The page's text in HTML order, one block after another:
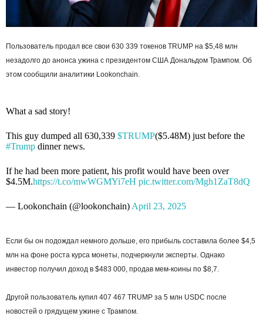
Пользователь продал все свои 630 339 токенов TRUMP на $5,48 млн
незадолго до анонса ужина с президентом США Дональдом Трампом. Об
этом сообщили аналитики Lookonchain.
What a sad story!
This guy dumped all 630,339 $TRUMP($5.48M) just before the
#Trump dinner news.
If he had been more patient, his profit would have been over
$4.5M.https://t.co/mwWGMYi7eH pic.twitter.com/Mgh1ZaT8dQ
— Lookonchain (@lookonchain) April 23, 2025
Если бы он подождал немного дольше, его прибыль составила более $4,5
млн на фоне роста курса монеты, подчеркнули эксперты. Однако
инвестор получил доход в $483 000, продав мем-коины по $8,7.
Другой пользователь купил 407 467 TRUMP за 5 млн USDC после
новостей о грядущем ужине с Трампом.